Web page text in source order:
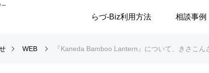
らづ-Biz利用方法 相談事例
WEB 『Kaneda Bamboo Lantern』について、きさこ